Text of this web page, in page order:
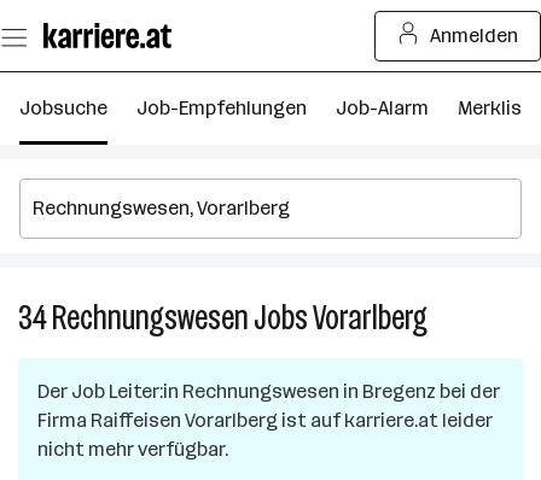
Seiteninhalt
springen
Anmelden
Jobsuche Job-Empfehlungen Job-Alarm Merkliste
34RechnungswesenJobsVorarlberg34
in
Vorarlberg
Der Job Leiter:in Rechnungswesen in Bregenz bei der
Firma Raiffeisen Vorarlberg ist auf karriere.at leider
nicht mehr verfügbar.